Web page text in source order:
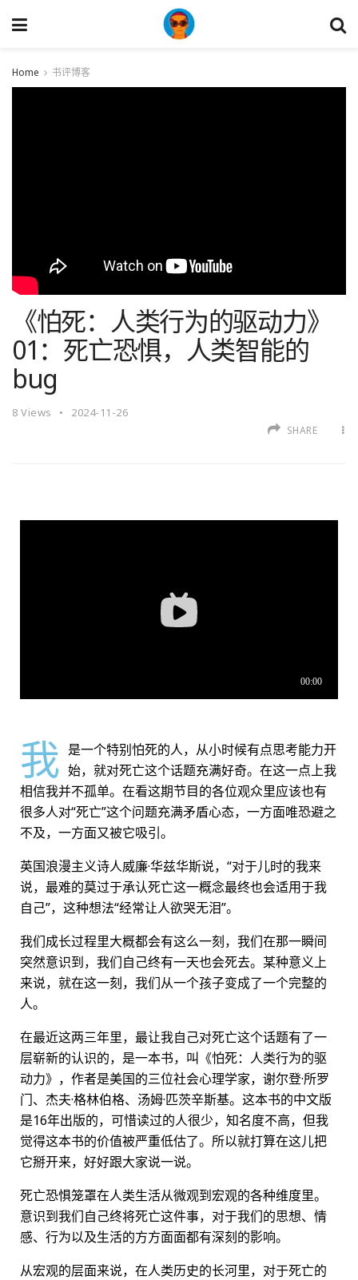
Home 书评博客
《怕死：人类行为的驱动力》
01：死亡恐惧，人类智能的
bug
8 Views 2024-11-26
SHARE
我 是一个特别怕死的人，从小时候有点思考能力开
始，就对死亡这个话题充满好奇。在这一点上我
相信我并不孤单。在看这期节目的各位观众里应该也有
很多人对“死亡”这个问题充满矛盾心态，一方面唯恐避之
不及，一方面又被它吸引。
英国浪漫主义诗人威廉·华兹华斯说，“对于儿时的我来
说，最难的莫过于承认死亡这一概念最终也会适用于我
自己”，这种想法“经常让人欲哭无泪”。
我们成长过程里大概都会有这么一刻，我们在那一瞬间
突然意识到，我们自己终有一天也会死去。某种意义上
来说，就在这一刻，我们从一个孩子变成了一个完整的
人。
在最近这两三年里，最让我自己对死亡这个话题有了一
层崭新的认识的，是一本书，叫《怕死：人类行为的驱
动力》，作者是美国的三位社会心理学家，谢尔登·所罗
门、杰夫·格林伯格、汤姆·匹茨辛斯基。这本书的中文版
是16年出版的，可惜读过的人很少，知名度不高，但我
觉得这本书的价值被严重低估了。所以就打算在这儿把
它掰开来，好好跟大家说一说。
死亡恐惧笼罩在人类生活从微观到宏观的各种维度里。
意识到我们自己终将死亡这件事，对于我们的思想、情
感、行为以及生活的方方面面都有深刻的影响。
从宏观的层面来说，在人类历史的长河里，对于死亡的